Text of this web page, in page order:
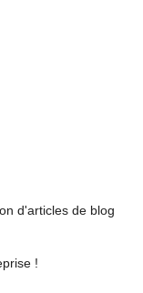
d'articles de blog
!